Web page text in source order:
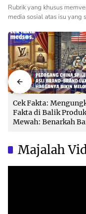
Rubrik yang khusus
media sosial atas isu yang
Cek Fakta
Cek Fakta:
Fakta di Balik
Mewah: Benarkah
Majalah